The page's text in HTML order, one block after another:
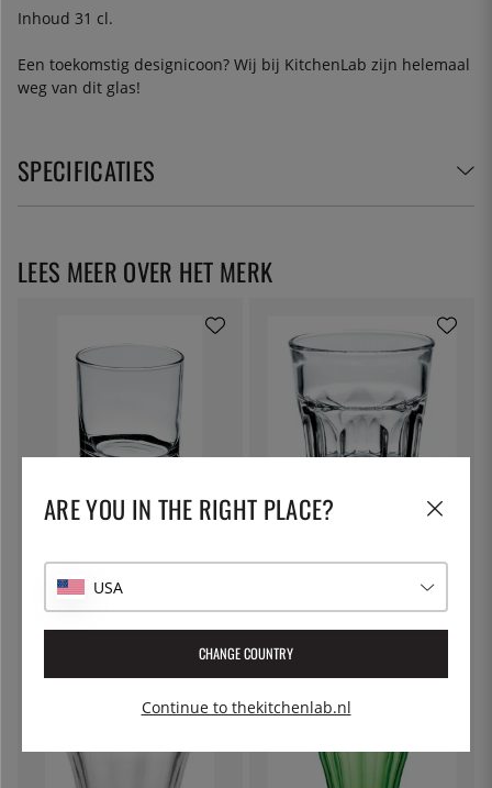
Inhoud 31 cl.
Een toekomstig designicoon? Wij bij KitchenLab zijn helemaal
weg van dit glas!
SPECIFICATIES
EXXENT
Reykjavik/IJsland - Exxent
€ 3
EXXENT
LEES MEER OVER HET MERK
ARE YOU IN THE RIGHT PLACE?
USA
CHANGE COUNTRY
Continue to thekitchenlab.nl